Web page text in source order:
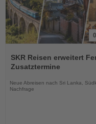
Sie
die
SKR Reisen erweitert
Zusatztermine
Neue Abreisen nach Sri Lanka,
Nachfrage